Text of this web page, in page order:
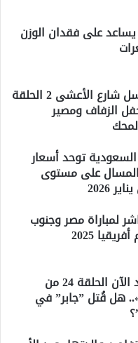
على فقدان الوزن
بالتفاصيل: مسلسل شارع الأعشى 2 الحلقة
الزفاف ومصير
السعودية توحد أسعار
المسال على مستوى
2026
لمباراة مصر وجنوب
2025
بالتفاصيل: شاهد الآن الحلقة 24 من
هل قُتل ”جابر” في